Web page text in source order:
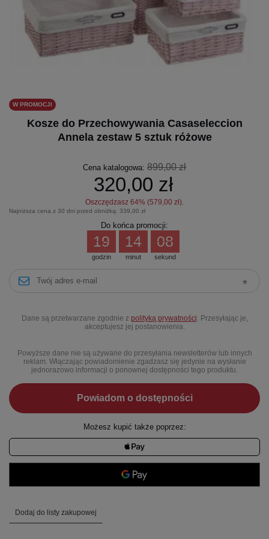
W PROMOCJI
Kosze do Przechowywania Casaseleccion
Annela zestaw 5 sztuk różowe
Cena katalogowa: 899,00 zł
320,00 zł
Oszczędzasz 64% (579,00 zł).
Najniższa cena z 30 dni przed obniżką: 339,00 zł
Do końca promocji:
godzin
19
minut
14
sekund
08
Dane są przetwarzane zgodnie z polityką prywatności . Przesyłając je,
akceptujesz jej postanowienia.
Powyższe dane nie są używane do przesyłania newsletterów lub innych
reklam. Włączając powiadomienie zgadzasz się jedynie na wysłanie
jednorazowo informacji o ponownej dostępności tego produktu.
Powiadom o dostępności
Możesz kupić także poprzez:
Dodaj do listy zakupowej